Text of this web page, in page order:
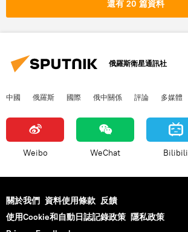
還有 20 篇資料
俄羅斯衛星通訊社
中國 俄羅斯 國際 俄中關係 評論 多媒體
Weibo WeChat Bilibili
關於我們 資料使用條款 反饋
使用Cookie和自動日誌記錄政策 隱私政策